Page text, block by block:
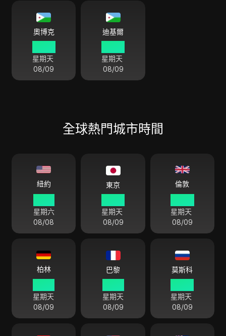
奧博克
星期天
08/09
迪基爾
星期天
08/09
全球熱門城市時間
紐約
星期六
08/08
東京
星期天
08/09
倫敦
星期天
08/09
柏林
星期天
08/09
巴黎
星期天
08/09
莫斯科
星期天
08/09